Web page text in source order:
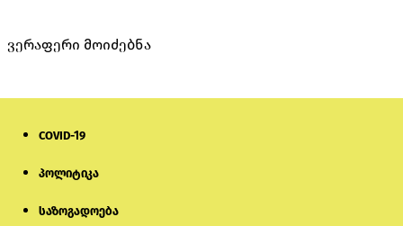
ვერაფერი მოიძებნა
COVID-19
პოლიტიკა
საზოგადოება